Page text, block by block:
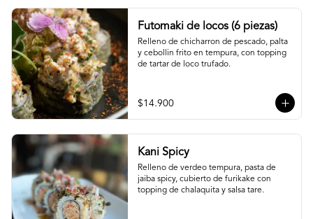
Futomaki de locos (6 piezas)
Relleno de chicharron de pescado, palta
y cebollin frito en tempura, con topping
de tartar de loco trufado.
$14.900
Kani Spicy
Relleno de verdeo tempura, pasta de
jaiba spicy, cubierto de furikake con
topping de chalaquita y salsa tare.